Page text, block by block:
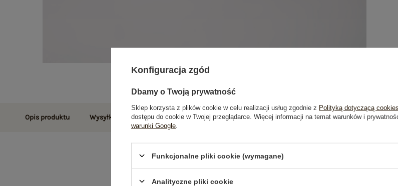
Opis produktu Wysyłka i dostawa Zwroty i reklamacje Opinie o produkcie(0)
Konfiguracja zgód
Dbamy o Twoją prywatność
Sklep korzysta z plików cookie w celu realizacji usług zgodnie z Polityką dotyczącą cookies
dostępu do cookie w Twojej przeglądarce. Więcej informacji na temat warunków i
warunki Google
Funkcjonalne pliki cookie (wymagane)
Analityczne pliki cookie